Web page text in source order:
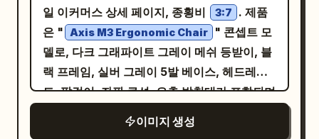
일 이커머스 상세 페이지, 종횡비
3:7
. 제품
은 "
Axis M3 Ergonomic Chair
" 콘셉트 모
델로, 다크 그래파이트 그레이 메쉬 등받이, 블
랙 프레임, 실버 그레이 5발 베이스, 헤드레스
트, 팔걸이, 좌판 쿠션, 요추 받침대가 포함되며
디자인은 건축 설계도와 현대적인 사무 공간을
이미지 생성